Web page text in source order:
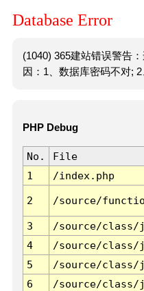
Database Error
(1040) 365建站错误警告
因：1、数据库密码不对; 2
PHP Debug
No. File
1
/index.php
2 /source/
3 /source/class/
4
/source/class/
5
/source/class/
6
/source/class/